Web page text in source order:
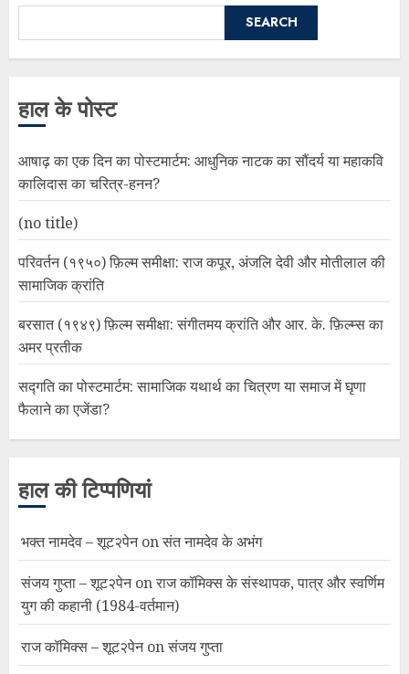
SEARCH
हाल के पोस्ट
आषाढ़ का एक दिन का पोस्टमार्टम: आधुनिक नाटक का सौंदर्य या महाकवि
कालिदास का चरित्र-हनन?
(no title)
परिवर्तन (१९५०) फ़िल्म समीक्षा: राज कपूर, अंजलि देवी और मोतीलाल की
सामाजिक क्रांति
बरसात (१९४९) फ़िल्म समीक्षा: संगीतमय क्रांति और आर. के. फ़िल्म्स का
अमर प्रतीक
सद्गति का पोस्टमार्टम: सामाजिक यथार्थ का चित्रण या समाज में घृणा
फैलाने का एजेंडा?
हाल की टिप्पणियां
भक्त नामदेव – शूट२पेनonसंत नामदेव के अभंग
संजय गुप्ता – शूट२पेनonराज कॉमिक्स के संस्थापक, पात्र और स्वर्णिम
युग की कहानी (1984-वर्तमान)
राज कॉमिक्स – शूट२पेनonसंजय गुप्ता